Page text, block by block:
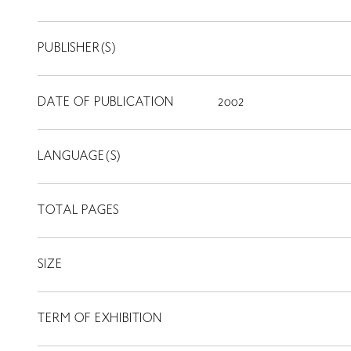
LIBRARY
PUBLISHER(S)
DATE OF PUBLICATION 2002
LANGUAGE(S)
TOTAL PAGES
SIZE
TERM OF EXHIBITION